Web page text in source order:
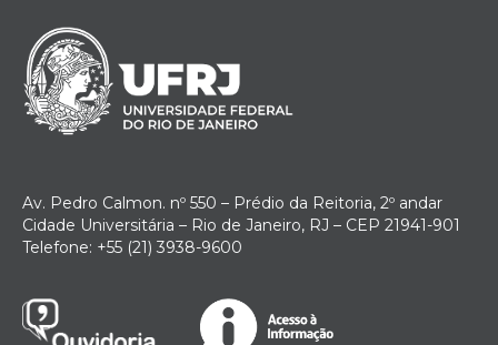
Av. Pedro Calmon. nº 550 – Prédio da Reitoria, 2º andar
Cidade Universitária – Rio de Janeiro, RJ – CEP 21941-901
Telefone: +55 (21) 3938-9600